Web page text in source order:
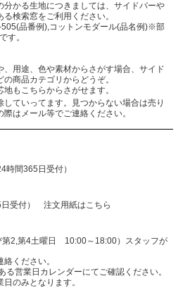
分かる生地につきましては、サイドバーや
る検索窓をご利用ください。
505(品番例),コットンモダール(品名例)※部
す。
、用途、色や素材からさがす場合、サイド
の商品カテゴリからどうぞ。
地もこちらからさがせます。
ていってます。見つからない場合は売り
はメール等でご連絡ください。
時間365日受付）
受付）
注文用紙はこちら
2,第4土曜日 10:00～18:00）スタッフが
ください。
営業日カレンダーにてご確認ください。
のみとなります。